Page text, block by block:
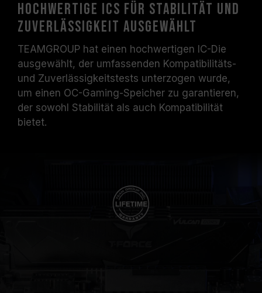
Hochwertige ICs für Stabilität und
Zuverlässigkeit ausgewählt
TEAMGROUP hat einen hochwertigen IC-Die
ausgewählt, der umfassenden Kompatibilitäts-
und Zuverlässigkeitstests unterzogen wurde,
um einen OC-Gaming-Speicher zu garantieren,
der sowohl Stabilität als auch Kompatibilität
bietet.